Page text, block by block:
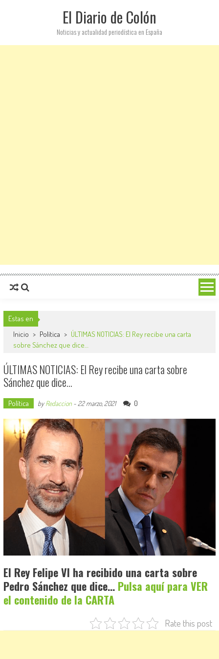
El Diario de Colón
Noticias y actualidad periodística en España
Estas en
Inicio > Política > ÚLTIMAS NOTICIAS: El Rey recibe una carta
sobre Sánchez que dice…
ÚLTIMAS NOTICIAS: El Rey recibe una carta sobre
Sánchez que dice…
Política byRedaccion- 22 marzo, 2021 0
El Rey Felipe VI ha recibido una carta sobre
Pedro Sánchez que dice… Pulsa aquí para VER
el contenido de la CARTA
Rate this post